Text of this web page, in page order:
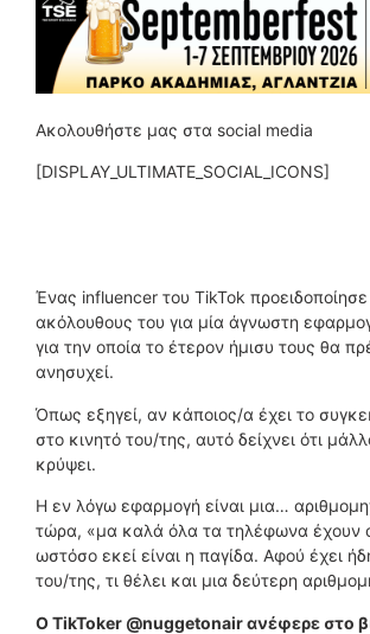
Ακολουθήστε μας στα social media
[DISPLAY_ULTIMATE_SOCIAL_ICONS]
Ένας influencer του TikTok προειδοποίησε
ακόλουθους του για μία άγνωστη
για την οποία το έτερον ήμισυ τους θα
ανησυχεί.
Όπως εξηγεί, αν κάποιος/α έχει το
στο κινητό του/της, αυτό δείχνει ότι
κρύψει.
Η εν λόγω εφαρμογή είναι μια…
τώρα, «μα καλά όλα τα τηλέφωνα έχουν
ωστόσο εκεί είναι η παγίδα. Αφού έχει
του/της, τι θέλει και μια δεύτερη
Ο TikToker @nuggetonair ανέφερε στο